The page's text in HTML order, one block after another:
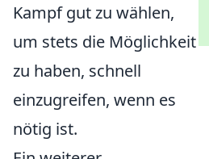
Kampf gut zu wählen,
um stets die Möglichkeit
zu haben, schnell
einzugreifen, wenn es
nötig ist.